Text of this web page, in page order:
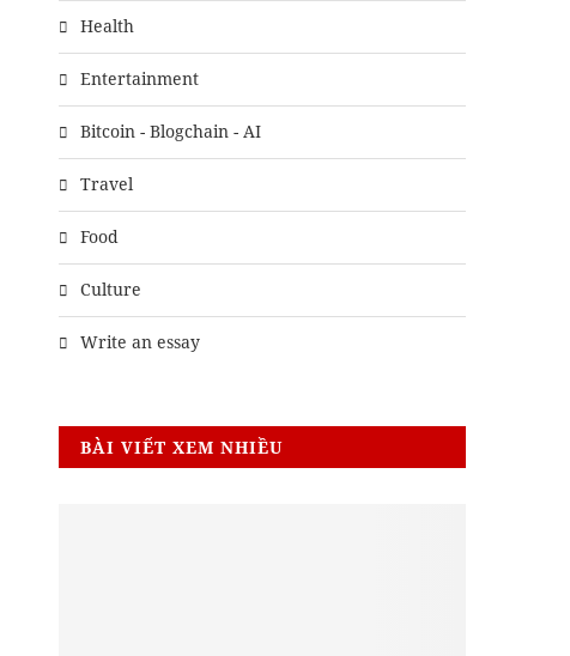
Health
Entertainment
Bitcoin - Blogchain - AI
Travel
Food
Culture
Write an essay
BÀI VIẾT XEM NHIỀU